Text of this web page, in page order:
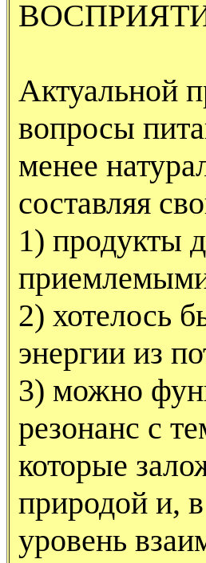
ВОСПРИЯТИЯ
Актуальной
вопросы
менее
составляя
1) продукты
2) хотелось
энергии из
3) можно
резонанс с
которые
природой и,
уровень